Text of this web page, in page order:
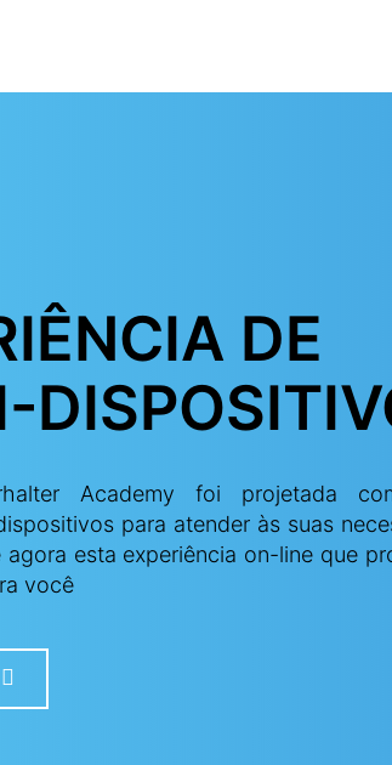
DE
Academy foi projetada
para atender às suas
esta experiência on-line que
você